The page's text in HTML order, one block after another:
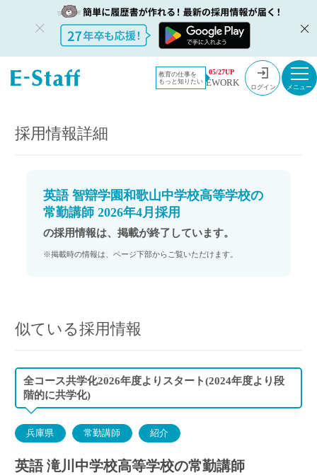
教育の仕事を
もっと知りたい
05/27UP
EWORK ログイン
教員採用情
報のイー・
採用情報
英語 智辯学園和歌山中学校高等学校の常勤講師 2026年4月採用
採用情報詳細
英語 智辯学園和歌山中学校高等学校の
常勤講師 2026年4月採用
の採用情報は、掲載が終了しています。
※掲載時の情報は、ページ下部からご覧いただけます。
似ている採用情報
全コース共学化2026年度よりスタート(2024年度より段
階的に共学化)
兵庫県 常勤講師 紹介
英語 滝川中学校高等学校の常勤講師